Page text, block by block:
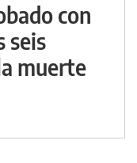
con
seis
muerte